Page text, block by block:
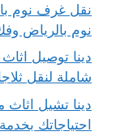
نوم بالرياض
دينا توصيل
شاملة لنقل
احتياجاتك بخدمة 24/7 عند نقل الأثاث